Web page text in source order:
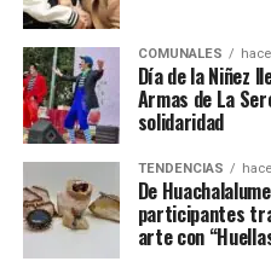
COMUNALES
Día de la Niñez
Armas de La
solidaridad
TENDENCIAS
De
participantes
arte con